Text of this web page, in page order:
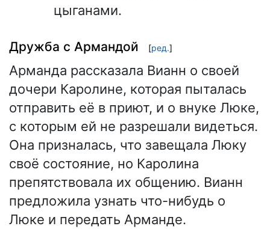
цыганами.
Дружба с Армандой [ред.]
Арманда рассказала Вианн о своей
дочери Каролине, которая пыталась
отправить её в приют, и о внуке Люке,
с которым ей не разрешали видеться.
Она призналась, что завещала Люку
своё состояние, но Каролина
препятствовала их общению. Вианн
предложила узнать что-нибудь о
Люке и передать Арманде.